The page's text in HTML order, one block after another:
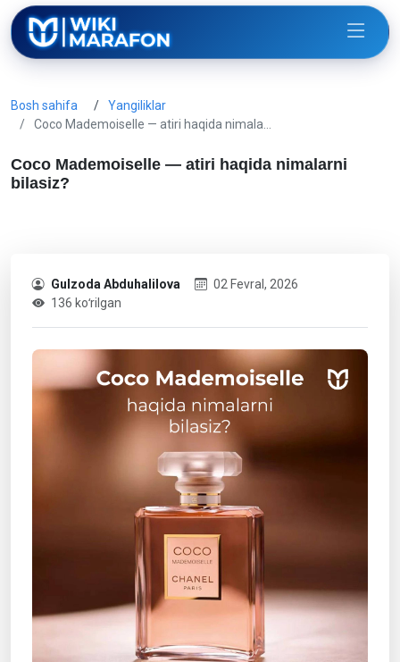
Bosh sahifa
Yangiliklar
Coco Mademoiselle — atiri haqida nimala…
Coco Mademoiselle — atiri haqida nimalarni
bilasiz?
Gulzoda Abduhalilova
02 Fevral, 2026
136 koʻrilgan